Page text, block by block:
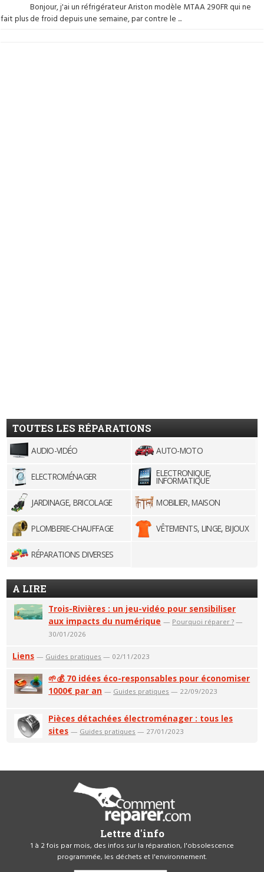
Bonjour, j'ai un réfrigérateur Ariston modèle MTAA 290FR qui ne
fait plus de froid depuis une semaine, par contre le ...
TOUTES LES RÉPARATIONS
AUDIO-VIDÉO AUTO-MOTO
ELECTROMÉNAGER ELECTRONIQUE,
INFORMATIQUE
JARDINAGE, BRICOLAGE
MOBILIER, MAISON
PLOMBERIE-CHAUFFAGE VÊTEMENTS, LINGE, BIJOUX
RÉPARATIONS DIVERSES
A LIRE
Trois-Rivières : un jeu-vidéo pour sensibiliser
aux impacts du numérique — Pourquoi réparer ? —
30/01/2026
Liens — Guides pratiques — 02/11/2023
🌱💰 70 idées éco-responsables pour économiser
1000€ par an — Guides pratiques — 22/09/2023
Pièces détachées électroménager : tous les
sites — Guides pratiques — 27/01/2023
Lettre d'info
1 à 2 fois par mois, des infos sur la réparation, l'obsolescence
programmée, les déchets et l'environnement.